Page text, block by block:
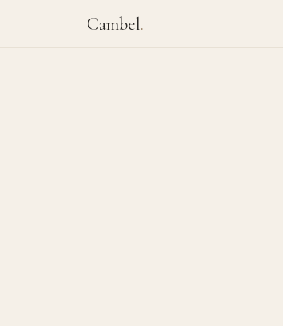
Cambel.